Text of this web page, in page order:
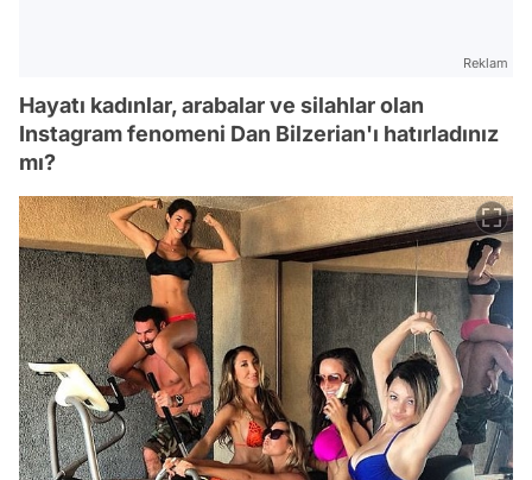
Reklam
Hayatı kadınlar, arabalar ve silahlar olan
Instagram fenomeni Dan Bilzerian'ı hatırladınız
mı?